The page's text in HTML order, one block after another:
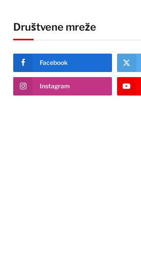
Društvene mreže
Facebook
Instagram